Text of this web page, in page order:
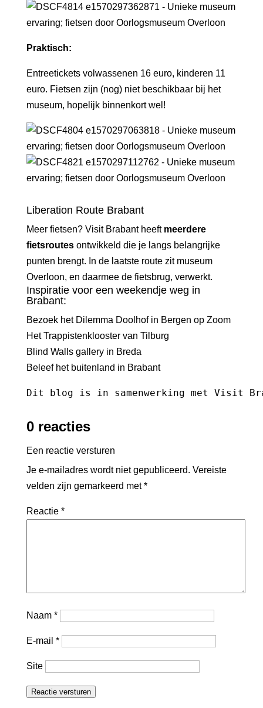
Praktisch:
Entreetickets volwassenen 16 euro, kinderen 11
euro. Fietsen zijn (nog) niet beschikbaar bij het
museum, hopelijk binnenkort wel!
Liberation Route Brabant
Meer fietsen? Visit Brabant heeft meerdere
fietsroutes ontwikkeld die je langs belangrijke
punten brengt. In de laatste route zit museum
Overloon, en daarmee de fietsbrug, verwerkt.
Inspiratie voor een weekendje weg in
Brabant:
Bezoek het Dilemma Doolhof in Bergen op Zoom
Het Trappistenklooster van Tilburg
Blind Walls gallery in Breda
Beleef het buitenland in Brabant
Dit blog is in samenwerking met Visit
0 reacties
Een reactie versturen
Je e-mailadres wordt niet gepubliceerd. Vereiste
velden zijn gemarkeerd met*
Reactie *
Naam *
E-mail *
Site
Reactie versturen